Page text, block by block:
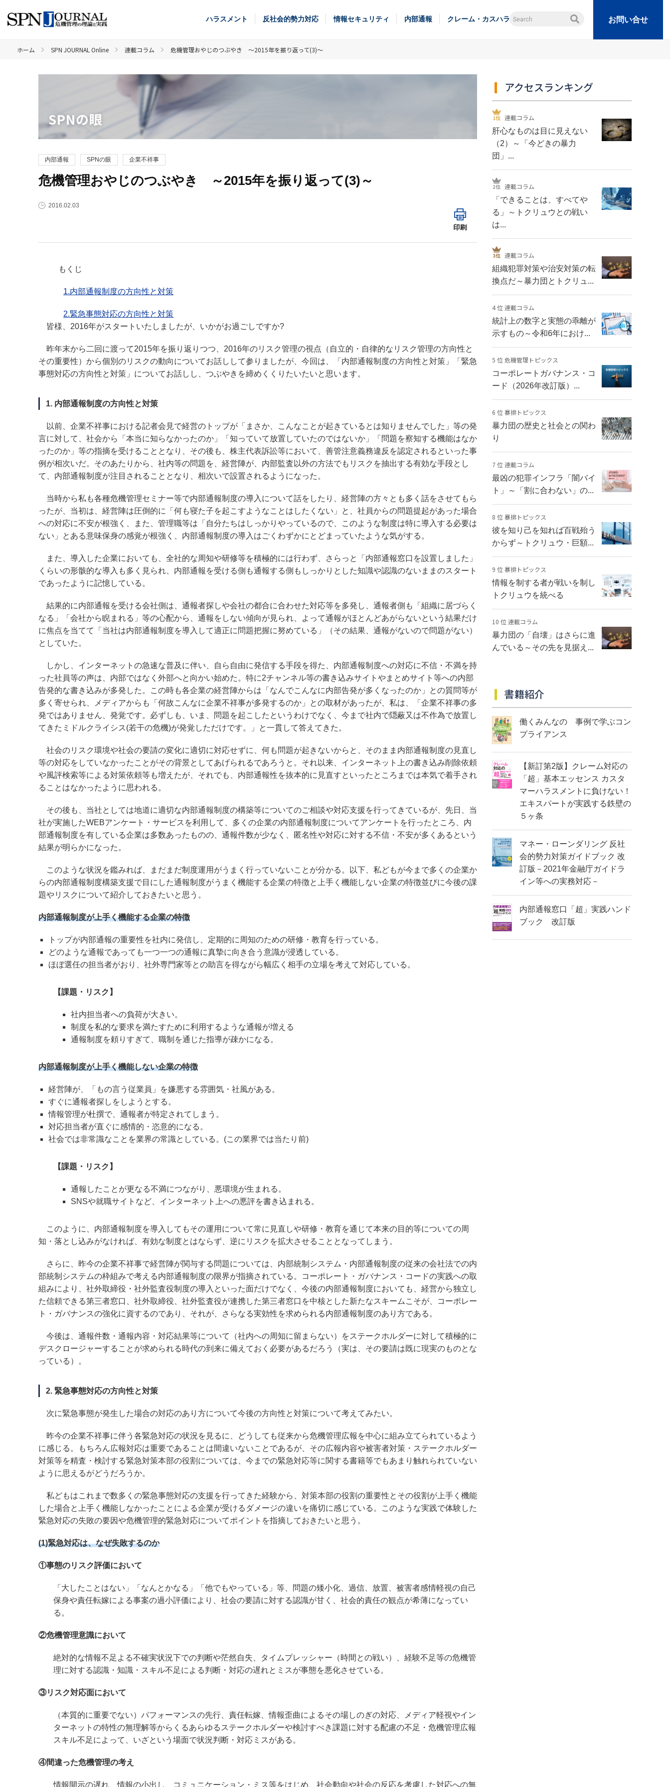
ハラスメント 反社会的勢力対応 情報セキュリティ 内部通報 クレーム・カスハラ お問い合せ
ホーム SPN JOURNAL Online 連載コラム 危機管理おやじのつぶやき ～2015年を振り返って(3)～
SPNの眼
内部通報 SPNの眼 企業不祥事
危機管理おやじのつぶやき ～2015年を振り返って(3)～
2016.02.03
印刷
もくじ
1.内部通報制度の方向性と対策
2.緊急事態対応の方向性と対策
皆様、2016年がスタートいたしましたが、いかがお過ごしですか?
昨年末から二回に渡って2015年を振り返りつつ、2016年のリスク管理の視点（自立的・自律的なリスク管理の方向性と
その重要性）から個別のリスクの動向についてお話しして参りましたが、今回は、「内部通報制度の方向性と対策」「緊急
事態対応の方向性と対策」についてお話しし、つぶやきを締めくくりたいたいと思います。
1. 内部通報制度の方向性と対策
以前、企業不祥事における記者会見で経営のトップが「まさか、こんなことが起きているとは知りませんでした」等の発
言に対して、社会から「本当に知らなかったのか」「知っていて放置していたのではないか」「問題を察知する機能はなか
ったのか」等の指摘を受けることとなり、その後も、株主代表訴訟等において、善管注意義務違反を認定されるといった事
例が相次いだ。そのあたりから、社内等の問題を、経営陣が、内部監査以外の方法でもリスクを抽出する有効な手段とし
て、内部通報制度が注目されることとなり、相次いで設置されるようになった。
当時から私も各種危機管理セミナー等で内部通報制度の導入について話をしたり、経営陣の方々とも多く話をさせてもら
ったが、当初は、経営陣は圧倒的に「何も寝た子を起こすようなことはしたくない」と、社員からの問題提起があった場合
への対応に不安が根強く、また、管理職等は「自分たちはしっかりやっているので、このような制度は特に導入する必要は
ない」とある意味保身の感覚が根強く、内部通報制度の導入はごくわずかにとどまっていたような気がする。
また、導入した企業においても、全社的な周知や研修等を積極的には行わず、さらっと「内部通報窓口を設置しました」
くらいの形骸的な導入も多く見られ、内部通報を受ける側も通報する側もしっかりとした知識や認識のないままのスタート
であったように記憶している。
結果的に内部通報を受ける会社側は、通報者探しや会社の都合に合わせた対応等を多発し、通報者側も「組織に居づらく
なる」「会社から睨まれる」等の心配から、通報をしない傾向が見られ、よって通報がほとんどあがらないという結果だけ
に焦点を当てて「当社は内部通報制度を導入して適正に問題把握に努めている」（その結果、通報がないので問題がない）
としていた。
しかし、インターネットの急速な普及に伴い、自ら自由に発信する手段を得た、内部通報制度への対応に不信・不満を持
った社員等の声は、内部ではなく外部へと向かい始めた。特に2チャンネル等の書き込みサイトやまとめサイト等への内部
告発的な書き込みが多発した。この時も各企業の経営陣からは「なんでこんなに内部告発が多くなったのか」との質問等が
多く寄せられ、メディアからも「何故こんなに企業不祥事が多発するのか」との取材があったが、私は、「企業不祥事の多
発ではありません、発覚です。必ずしも、いま、問題を起こしたというわけでなく、今まで社内で隠蔽又は不作為で放置し
てきたミドルクライシス(若干の危機)が発覚しただけです。」と一貫して答えてきた。
社会のリスク環境や社会の要請の変化に適切に対応せずに、何も問題が起きないからと、そのまま内部通報制度の見直し
等の対応をしていなかったことがその背景としてあげられるであろうと。それ以来、インターネット上の書き込み削除依頼
や風評検索等による対策依頼等も増えたが、それでも、内部通報性を抜本的に見直すといったところまでは本気で着手され
ることはなかったように思われる。
その後も、当社としては地道に適切な内部通報制度の構築等についてのご相談や対応支援を行ってきているが、先日、当
社が実施したWEBアンケート・サービスを利用して、多くの企業の内部通報制度についてアンケートを行ったところ、内
部通報制度を有している企業は多数あったものの、通報件数が少なく、匿名性や対応に対する不信・不安が多くあるという
結果が明らかになった。
このような状況を鑑みれば、まだまだ制度運用がうまく行っていないことが分かる。以下、私どもが今まで多くの企業か
らの内部通報制度構築支援で目にした通報制度がうまく機能する企業の特徴と上手く機能しない企業の特徴並びに今後の課
題やリスクについて紹介しておきたいと思う。
内部通報制度が上手く機能する企業の特徴
トップが内部通報の重要性を社内に発信し、定期的に周知のための研修・教育を行っている。
どのような通報であっても一つ一つの通報に真摯に向き合う意識が浸透している。
ほぼ選任の担当者がおり、社外専門家等との助言を得ながら幅広く相手の立場を考えて対応している。
【課題・リスク】
社内担当者への負荷が大きい。
制度を私的な要求を満たすために利用するような通報が増える
通報制度を頼りすぎて、職制を通じた指導が疎かになる。
内部通報制度が上手く機能しない企業の特徴
経営陣が、「もの言う従業員」を嫌悪する雰囲気・社風がある。
すぐに通報者探しをしようとする。
情報管理が杜撰で、通報者が特定されてしまう。
対応担当者が直ぐに感情的・恣意的になる。
社会では非常識なことを業界の常識としている。(この業界では当たり前)
【課題・リスク】
通報したことが更なる不満につながり、悪環境が生まれる。
SNSや就職サイトなど、インターネット上への悪評を書き込まれる。
このように、内部通報制度を導入してもその運用について常に見直しや研修・教育を通じて本来の目的等についての周
知・落とし込みがなければ、有効な制度とはならず、逆にリスクを拡大させることとなってしまう。
さらに、昨今の企業不祥事で経営陣が関与する問題については、内部統制システム・内部通報制度の従来の会社法での内
部統制システムの枠組みで考える内部通報制度の限界が指摘されている。コーポレート・ガバナンス・コードの実践への取
組みにより、社外取締役・社外監査役制度の導入といった面だけでなく、今後の内部通報制度においても、経営から独立し
た信頼できる第三者窓口、社外取締役、社外監査役が連携した第三者窓口を中核とした新たなスキームこそが、コーポレー
ト・ガバナンスの強化に資するのであり、それが、さらなる実効性を求められる内部通報制度のあり方である。
今後は、通報件数・通報内容・対応結果等について（社内への周知に留まらない）をステークホルダーに対して積極的に
デスクロージャーすることが求められる時代の到来に備えておく必要があるだろう（実は、その要請は既に現実のものとな
っている）。
2. 緊急事態対応の方向性と対策
次に緊急事態が発生した場合の対応のあり方について今後の方向性と対策について考えてみたい。
昨今の企業不祥事に伴う各緊急対応の状況を見るに、どうしても従来から危機管理広報を中心に組み立てられているよう
に感じる。もちろん広報対応は重要であることは間違いないことであるが、その広報内容や被害者対策・ステークホルダー
対策等を精査・検討する緊急対策本部の役割については、今までの緊急対応等に関する書籍等でもあまり触れられていない
ように思えるがどうだろうか。
私どもはこれまで数多くの緊急事態対応の支援を行ってきた経験から、対策本部の役割の重要性とその役割が上手く機能
した場合と上手く機能しなかったことによる企業が受けるダメージの違いを痛切に感じている。このような実践で体験した
緊急対応の失敗の要因や危機管理的緊急対応についてポイントを指摘しておきたいと思う。
(1)緊急対応は、なぜ失敗するのか
①事態のリスク評価において
「大したことはない」「なんとかなる」「他でもやっている」等、問題の矮小化、過信、放置、被害者感情軽視の自己
保身や責任転嫁による事案の過小評価により、社会の要請に対する認識が甘く、社会的責任の観点が希薄になってい
る。
②危機管理意識において
絶対的な情報不足よる不確実状況下での判断や茫然自失、タイムプレッシャー（時間との戦い）、経験不足等の危機管
理に対する認識・知識・スキル不足による判断・対応の遅れとミスが事態を悪化させている。
③リスク対応面において
（本質的に重要でない）パフォーマンスの先行、責任転嫁、情報歪曲によるその場しのぎの対応、メディア軽視やイン
ターネットの特性の無理解等からくるあらゆるステークホルダーや検討すべき課題に対する配慮の不足・危機管理広報
スキル不足によって、いざという場面で状況判断・対応ミスがある。
④間違った危機管理の考え
情報開示の遅れ、情報の小出し、コミュニケーション・ミス等をはじめ、社会動向や社会の反応を考慮した対応への無
アクセスランキング
連載コラム
肝心なものは目に見えない
（2）～「今どきの暴力
団」...
連載コラム
「できることは、すべてや
る」～トクリュウとの戦い
は...
連載コラム
組織犯罪対策や治安対策の転
換点だ～暴力団とトクリュ...
4 位 連載コラム
統計上の数字と実態の乖離が
示すもの～令和6年におけ...
5 位 危機管理トピックス
コーポレートガバナンス・コ
ード（2026年改訂版）...
6 位 暴排トピックス
暴力団の歴史と社会との関わ
り
7 位 連載コラム
最凶の犯罪インフラ「闇バイ
ト」～「割に合わない」の...
8 位 暴排トピックス
彼を知り己を知れば百戦殆う
からず～トクリュウ・巨額...
9 位 暴排トピックス
情報を制する者が戦いを制し
トクリュウを統べる
10 位 連載コラム
暴力団の「自壊」はさらに進
んでいる～その先を見据え...
書籍紹介
働くみんなの 事例で学ぶコン
プライアンス
【新訂第2版】クレーム対応の
「超」基本エッセンス カスタ
マーハラスメントに負けない！
エキスパートが実践する鉄壁の
５ヶ条
マネー・ローンダリング 反社
会的勢力対策ガイドブック 改
訂版－2021年金融庁ガイドラ
イン等への実務対応－
内部通報窓口「超」実践ハンド
ブック 改訂版